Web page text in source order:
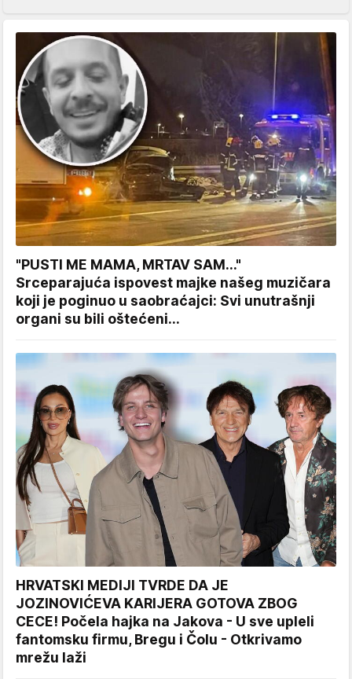
"PUSTI ME MAMA, MRTAV SAM..."
Srceparajuća ispovest majke našeg muzičara
koji je poginuo u saobraćajci: Svi unutrašnji
organi su bili oštećeni...
HRVATSKI MEDIJI TVRDE DA JE
JOZINOVIĆEVA KARIJERA GOTOVA ZBOG
CECE! Počela hajka na Jakova - U sve upleli
fantomsku firmu, Bregu i Čolu - Otkrivamo
mrežu laži